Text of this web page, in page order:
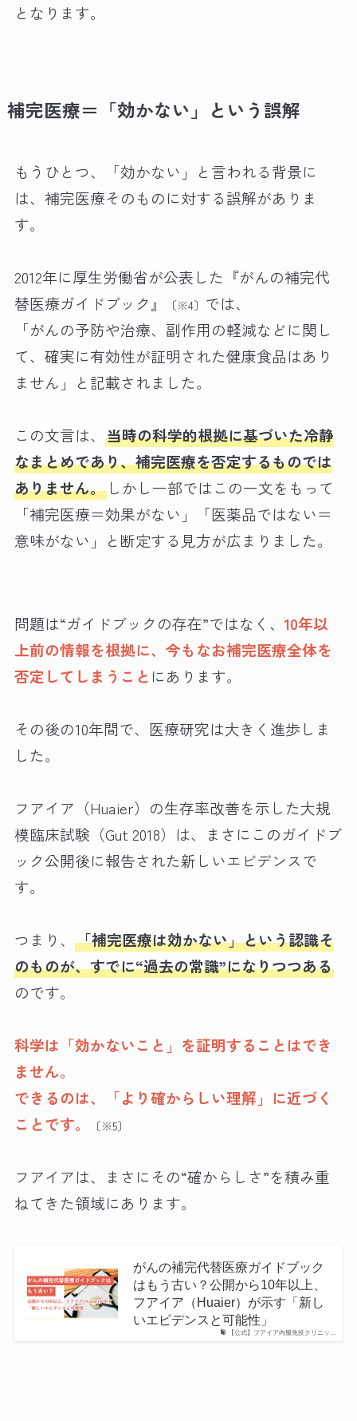
となります。
補完医療＝「効かない」という誤解
もうひとつ、「効かない」と言われる背景に
は、補完医療そのものに対する誤解がありま
す。
2012年に厚生労働省が公表した『がんの補完代
替医療ガイドブック』
〔※4〕 では、
「がんの予防や治療、副作用の軽減などに関し
て、確実に有効性が証明された健康食品はあり
ません」と記載されました。
この文言は、 当時の科学的根拠に基づいた冷静
なまとめであり、補完医療を否定するものでは
ありません。しかし一部ではこの一文をもって
「補完医療＝効果がない」「医薬品ではない＝
意味がない」と断定する見方が広まりました。
問題は“ガイドブックの存在”ではなく、10年以
上前の情報を根拠に、今もなお補完医療全体を
否定してしまうこと にあります。
その後の10年間で、医療研究は大きく進歩しま
した。
フアイア（Huaier）の生存率改善を示した大規
模臨床試験（Gut 2018）は、まさにこのガイドブ
ック公開後に報告された新しいエビデンスで
す。
つまり、 「補完医療は効かない」という認識そ
のものが、すでに“過去の常識”になりつつある
のです。
科学は「効かないこと」を証明することはでき
ません。
できるのは、「より確からしい理解」に近づく
ことです。
〔※5〕
フアイアは、まさにその“確からしさ”を積み重
ねてきた領域にあります。
【公式】フアイア内服免疫クリニッ…
がんの補完代替医療ガイドブック
はもう古い？公開から10年以上、
フアイア（Huaier）が示す「新し
いエビデンスと可能性」